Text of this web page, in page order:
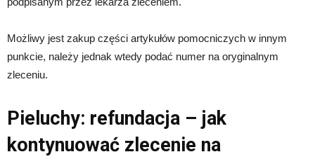
Możliwy jest zakup części artykułów pomocniczych w innym
punkcie, należy jednak wtedy podać numer na oryginalnym
zleceniu.
Pieluchy: refundacja – jak
kontynuować zlecenie na